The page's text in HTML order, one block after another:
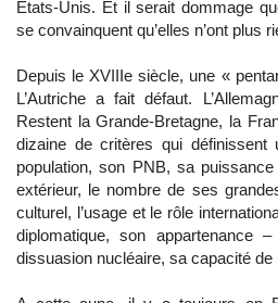
Etats-Unis. Et il serait dommage
se convainquent qu’elles n’ont plus
Depuis le XVIIIe siècle, une «
L’Autriche a fait défaut.
Restent la Grande-Bretagne, la
dizaine de critères qui définissent
population, son PNB, sa
extérieur, le nombre de ses
culturel, l’usage et le rôle
diplomatique, son
dissuasion nucléaire, sa capacité